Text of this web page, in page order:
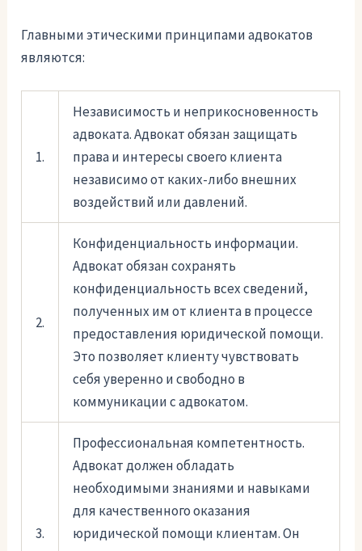
Главными этическими принципами адвокатов
являются:
1.
Независимость и неприкосновенность
адвоката. Адвокат обязан защищать
права и интересы своего клиента
независимо от каких-либо внешних
воздействий или давлений.
2.
Конфиденциальность информации.
Адвокат обязан сохранять
конфиденциальность всех сведений,
полученных им от клиента в процессе
предоставления юридической помощи.
Это позволяет клиенту чувствовать
себя уверенно и свободно в
коммуникации с адвокатом.
3.
Профессиональная компетентность.
Адвокат должен обладать
необходимыми знаниями и навыками
для качественного оказания
юридической помощи клиентам. Он